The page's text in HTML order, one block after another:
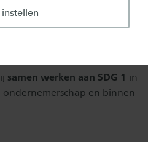
streven naar een
samen werken aan SDG 1 in
en binnen